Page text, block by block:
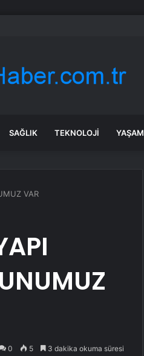
Baş Gösterdi
SAĞLIK TEKNOLOJI YAŞAM
VAR
0 5 3 dakika okuma süresi